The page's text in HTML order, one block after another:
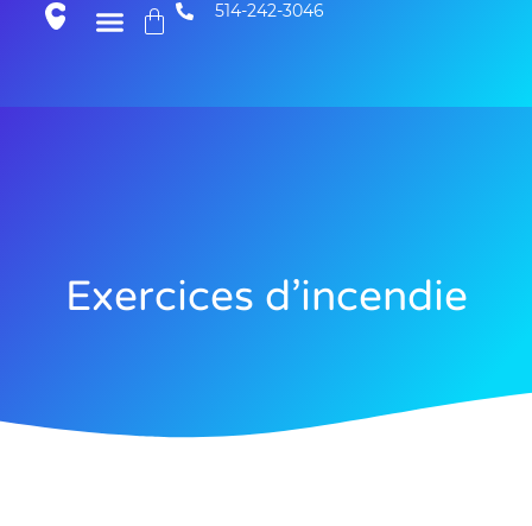
514-242-3046
Exercices d’incendie